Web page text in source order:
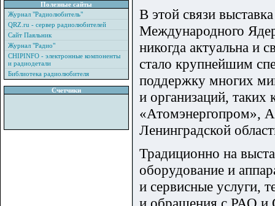
Полезные сайты
Журнал "Радиолюбитель"
QRZ.ru - сервер радиолюбителей
Сайт Паяльник
Журнал "Радио"
CHIPINFO - электронные компоненты
и радиодетали
Библиотека радиолюбителя
Счетчики
В этой связи
Международного
никогда актуальна и
стало крупнейшим
поддержку многих
и организаций,
«Атомэнергопром»,
Ленинградской
Традиционно на
оборудование и
и сервисные услуги,